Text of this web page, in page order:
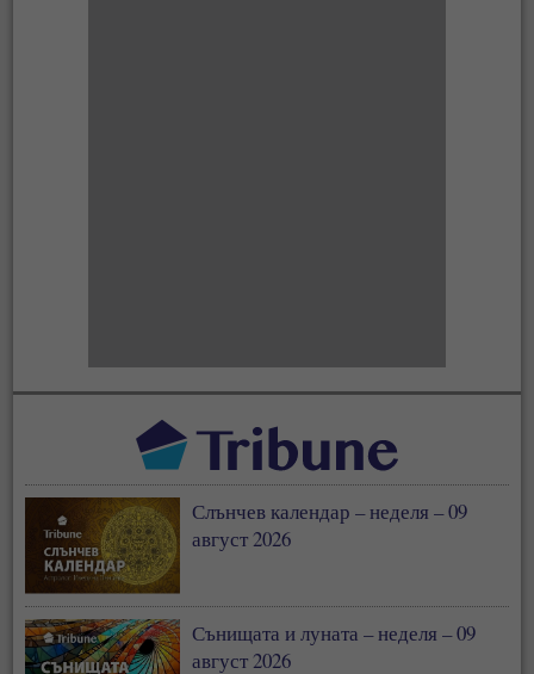
Слънчев календар – неделя – 09
август 2026
Сънищата и луната – неделя – 09
август 2026